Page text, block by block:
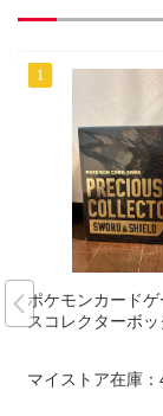
ポケモンカード
スコレクターボ
マイストア在庫：